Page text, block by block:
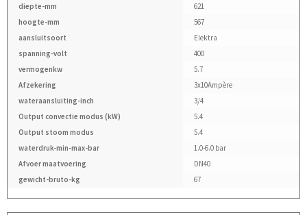
diepte-mm
621
hoogte-mm
567
aansluitsoort
Elektra
spanning-volt
400
vermogenkw
5.7
Afzekering
3x10Ampère
wateraansluiting-inch
3/4
Output convectie modus (kW)
5.4
Output stoom modus
5.4
waterdruk-min-max-bar
1.0-6.0 bar
Afvoer maatvoering
DN40
gewicht-bruto-kg
67